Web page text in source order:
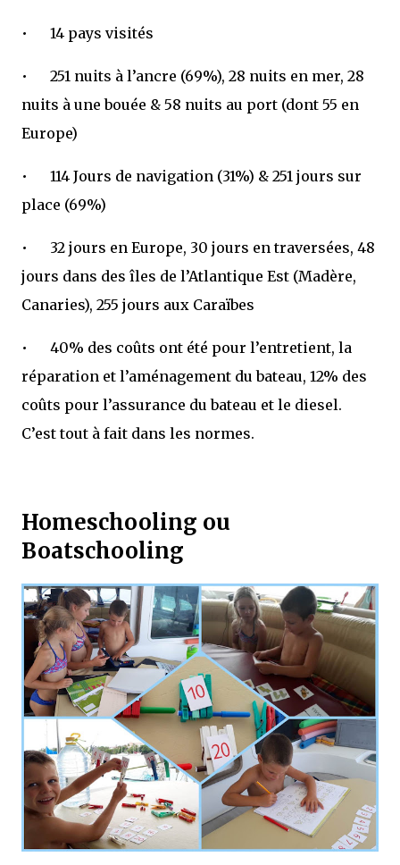
• 14 pays visités
•
251 nuits à l’ancre (69%), 28 nuits en mer, 28
nuits à une bouée & 58 nuits au port (dont 55 en
Europe)
•
114 Jours de navigation (31%) & 251 jours sur
place (69%)
•
32 jours en Europe, 30 jours en traversées, 48
jours dans des îles de l’Atlantique Est (Madère,
Canaries), 255 jours aux Caraïbes
•
40% des coûts ont été pour l’entretient, la
réparation et l’aménagement du bateau, 12% des
coûts pour l’assurance du bateau et le diesel.
C’est tout à fait dans les normes.
Homeschooling ou
Boatschooling